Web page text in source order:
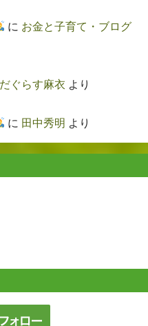
に お金と子育て・ブログ
だぐらす麻衣 より
に 田中秀明 より